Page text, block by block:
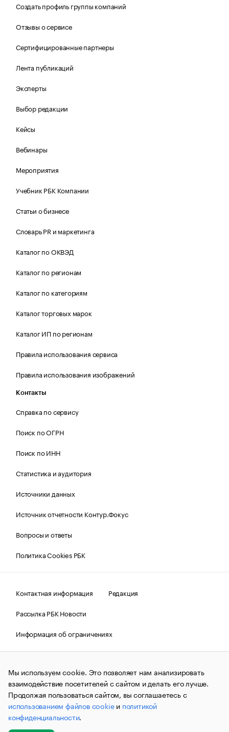
Создать профиль группы компаний
Отзывы о сервисе
Сертифицированные партнеры
Лента публикаций
Эксперты
Выбор редакции
Кейсы
Вебинары
Мероприятия
Учебник РБК Компании
Статьи о бизнесе
Словарь PR и маркетинга
Каталог по ОКВЭД
Каталог по регионам
Каталог по категориям
Каталог торговых марок
Каталог ИП по регионам
Правила использования сервиса
Правила использования изображений
Контакты
Справка по сервису
Поиск по ОГРН
Поиск по ИНН
Статистика и аудитория
Источники данных
Источник отчетности Контур.Фокус
Вопросы и ответы
Политика Cookies РБК
Контактная информация
Редакция
Рассылка РБК Новости
Информация об ограничениях
Правовая информация
О соблюдении авторских прав
© АО «РОСБИЗНЕСКОНСАЛТИНГ»,1995–2026.Сообщения
и материалы информационного агентства «РБК»
(зарегистрировано Федеральной службой по надзору в сфере
связи, информационных технологий и массовых
коммуникаций (Роскомнадзор) 09.12.2015 за номером ИА
№ФС77-63848) сопровождаются пометкой «РБК». Отдельные
публикации могут содержать информацию,
Мы используем cookie. Это позволяет нам анализировать
взаимодействие посетителей с сайтом и делать его лучше.
Продолжая пользоваться сайтом, вы соглашаетесь с
использованием файлов cookieи политикой
конфиденциальности.